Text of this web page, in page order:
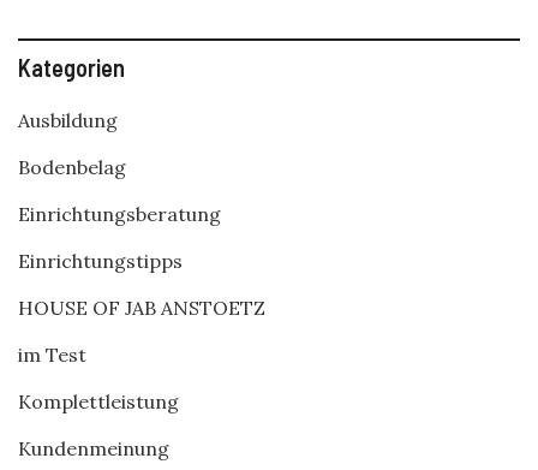
Kategorien
Ausbildung
Bodenbelag
Einrichtungsberatung
Einrichtungstipps
HOUSE OF JAB ANSTOETZ
im Test
Komplettleistung
Kundenmeinung